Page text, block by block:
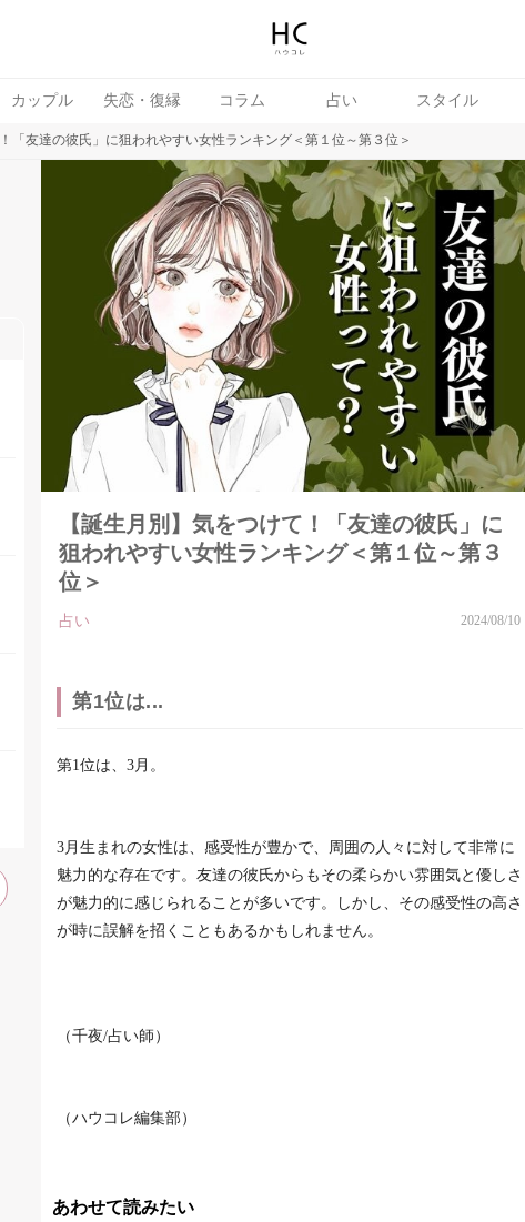
カップル 失恋・復縁 コラム 占い スタイル
「友達の彼氏」に狙われやすい女性ランキング＜第１位～第３位＞
【誕生月別】気をつけて！「友達の彼氏」に
狙われやすい女性ランキング＜第１位～第３
位＞
占い 2024/08/10
第1位は...
第1位は、3月。
3月生まれの女性は、感受性が豊かで、周囲の人々に対して非常に
魅力的な存在です。友達の彼氏からもその柔らかい雰囲気と優しさ
が魅力的に感じられることが多いです。しかし、その感受性の高さ
が時に誤解を招くこともあるかもしれません。
（千夜/占い師）
（ハウコレ編集部）
あわせて読みたい